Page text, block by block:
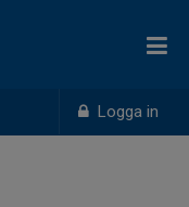
Logga in